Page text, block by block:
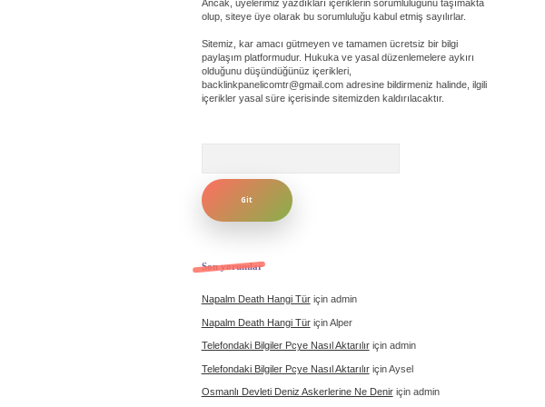
Ancak, üyelerimiz yazdıkları içeriklerin sorumluluğunu taşımakta
olup, siteye üye olarak bu sorumluluğu kabul etmiş sayılırlar.
Sitemiz, kar amacı gütmeyen ve tamamen ücretsiz bir bilgi
paylaşım platformudur. Hukuka ve yasal düzenlemelere aykırı
olduğunu düşündüğünüz içerikleri,
backlinkpanelicomtr@gmail.comadresine bildirmeniz halinde, ilgili
içerikler yasal süre içerisinde sitemizden kaldırılacaktır.
Son yorumlar
Napalm Death Hangi Türiçin admin
Napalm Death Hangi TüriçinAlper
Telefondaki Bilgiler Pcye Nasıl Aktarılıriçin admin
Telefondaki Bilgiler Pcye Nasıl AktarılıriçinAysel
Osmanlı Devleti Deniz Askerlerine Ne Deniriçin admin